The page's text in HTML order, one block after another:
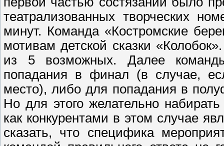
театрализованных творческих
минут. Команда «Костромские
мотивам детской сказки
из 5 возможных. Далее
попадания в финал (в случае,
место), либо для попадания в
Но для этого желательно
как конкурентами в этом случае
сказать, что специфика